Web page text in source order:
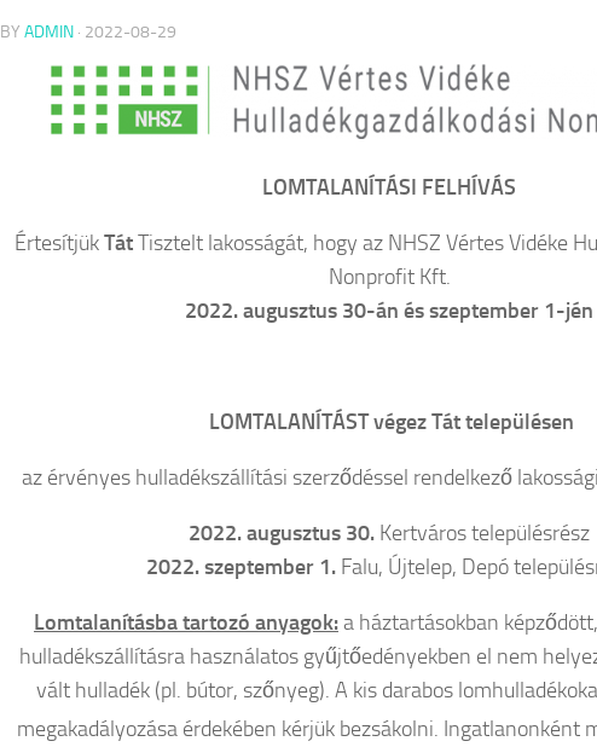
BY ADMIN · 2022-08-29
LOMTALANÍTÁSI FELHÍVÁS
ÉrtesítjükTátTisztelt lakosságát, hogy az NHSZ Vértes Vidéke
Nonprofit Kft.
2022. augusztus 30-án és szeptember 1-jén
LOMTALANÍTÁST végezTát településen
az érvényes hulladékszállítási szerződéssel rendelkező
2022. augusztus 30. Kertváros településrész
2022. szeptember 1. Falu, Újtelep, Depó
Lomtalanításba tartozó anyagok:a háztartásokban
hulladékszállításra használatos gyűjtőedényekben el nem
vált hulladék (pl. bútor, szőnyeg). A kis darabos
megakadályozása érdekében kérjük bezsákolni. Ingatlanonként